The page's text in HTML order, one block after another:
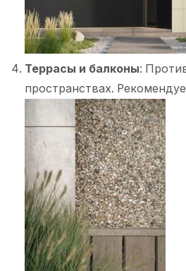
Террасы и балконы:
пространствах.